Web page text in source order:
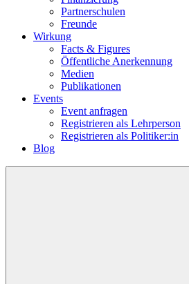
Partnerschulen
Freunde
Wirkung
Facts & Figures
Öffentliche Anerkennung
Medien
Publikationen
Events
Event anfragen
Registrieren als Lehrperson
Registrieren als Politiker:in
Blog